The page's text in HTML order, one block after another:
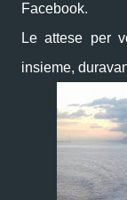
Facebook.
Le attese per
insieme,